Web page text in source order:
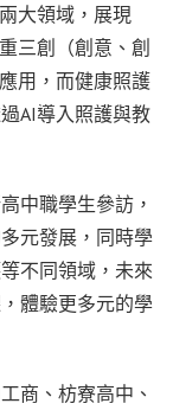
大領域，展現
三創（創意、創
用，而健康照護
AI導入照護與教
中職學生參訪，
元發展，同時學
不同領域，未來
體驗更多元的學
商、枋寮高中、